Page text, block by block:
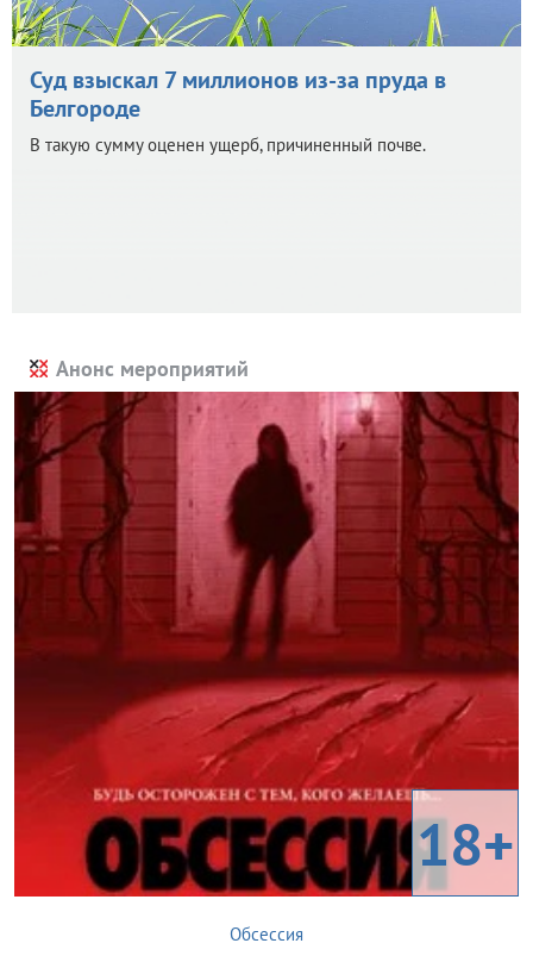
Суд взыскал 7 миллионов из-за пруда в
Белгороде
В такую сумму оценен ущерб, причиненный почве.
Анонс мероприятий
18+
Обсессия